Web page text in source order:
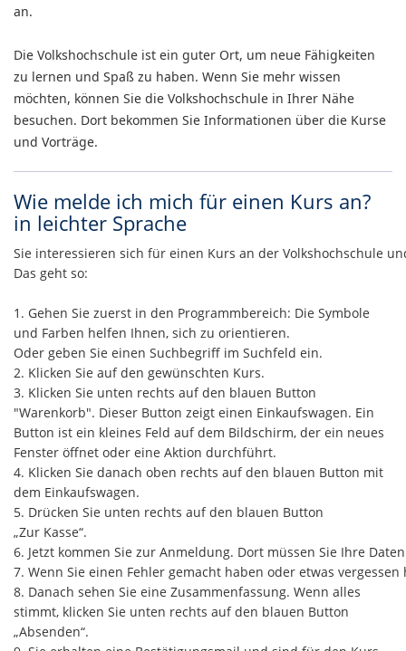
an.
Die Volkshochschule ist ein guter Ort, um neue Fähigkeiten
zu lernen und Spaß zu haben. Wenn Sie mehr wissen
möchten, können Sie die Volkshochschule in Ihrer Nähe
besuchen. Dort bekommen Sie Informationen über die Kurse
und Vorträge.
Wie melde ich mich für einen Kurs an?
in leichter Sprache
Sie interessieren sich für einen Kurs an der Volkshochschule
Das geht so:
1. Gehen Sie zuerst in den Programmbereich: Die Symbole
und Farben helfen Ihnen, sich zu orientieren.
Oder geben Sie einen Suchbegriff im Suchfeld ein.
2. Klicken Sie auf den gewünschten Kurs.
3. Klicken Sie unten rechts auf den blauen Button
"Warenkorb". Dieser Button zeigt einen Einkaufswagen. Ein
Button ist ein kleines Feld auf dem Bildschirm, der ein neues
Fenster öffnet oder eine Aktion durchführt.
4. Klicken Sie danach oben rechts auf den blauen Button mit
dem Einkaufswagen.
5. Drücken Sie unten rechts auf den blauen Button
„Zur Kasse“.
6. Jetzt kommen Sie zur Anmeldung. Dort müssen Sie Ihre
7. Wenn Sie einen Fehler gemacht haben oder etwas
8. Danach sehen Sie eine Zusammenfassung. Wenn alles
stimmt, klicken Sie unten rechts auf den blauen Button
„Absenden“.